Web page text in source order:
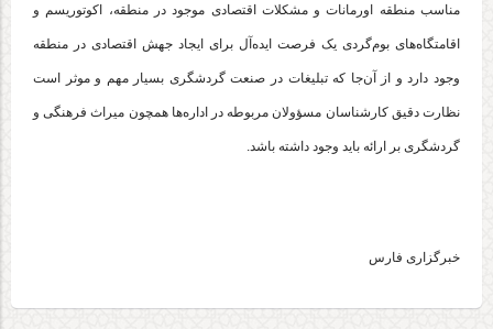
مناسب منطقه اورماناتو مشکلات اقتصادی موجود در منطقه، اکوتوریسم و
اقامتگاه‌های بوم‌گردی یک فرصت ایده‌آل برای ایجاد جهش اقتصادی در منطقه
وجود دارد و از آن‌جا که تبلیغات در صنعت گردشگری بسیار مهم و موثر است
نظارت دقیق کارشناسان مسؤولانمربوطه در اداره‌ها همچون میراث فرهنگی و
گردشگری بر ارائه باید وجود داشته باشد.
خبرگزاری فارس